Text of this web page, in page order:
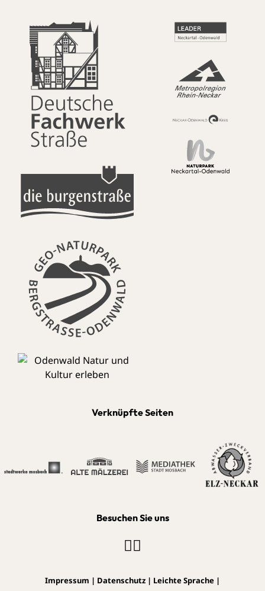
Verknüpfte Seiten
Besuchen Sie uns
Impressum | Datenschutz | Leichte Sprache |